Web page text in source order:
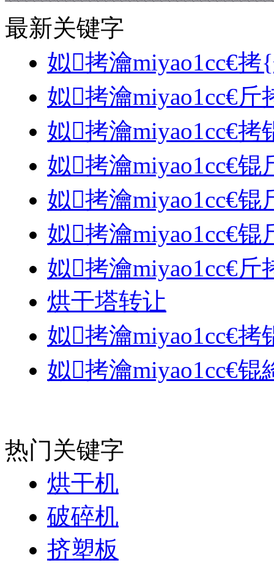
最新关键字
姒拷瀹miyao1cc€拷
姒拷瀹miyao1cc€斤
姒拷瀹miyao1cc€拷
姒拷瀹miyao1cc€锟
姒拷瀹miyao1cc€锟
姒拷瀹miyao1cc€锟
姒拷瀹miyao1cc€斤
烘干塔转让
姒拷瀹miyao1cc€拷
姒拷瀹miyao1cc€锟
热门关键字
烘干机
破碎机
挤塑板